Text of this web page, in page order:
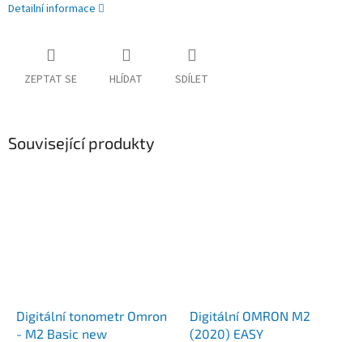
Detailní informace
ZEPTAT SE HLÍDAT SDÍLET
Související produkty
Digitální tonometr Omron
- M2 Basic new
Digitální OMRON M2
(2020) EASY